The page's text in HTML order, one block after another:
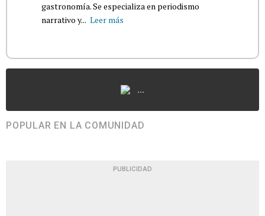
gastronomía. Se especializa en periodismo
narrativo y... Leer más
...
POPULAR EN LA COMUNIDAD
PUBLICIDAD